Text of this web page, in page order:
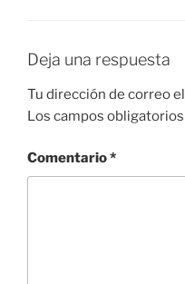
Deja una respuesta
Tu dirección de correo
Los campos
Comentario*